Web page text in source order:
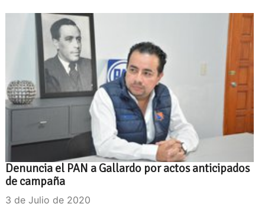
Denuncia el PAN a Gallardo por actos anticipados
de campaña
3 de Julio de 2020